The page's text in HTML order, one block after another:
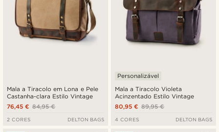
Mala a Tiracolo em Lona e Pele
Castanha-clara Estilo Vintage
84,95 €
76,45 €
2 CORES DELTON BAGS
Mala a Tiracolo Violeta
Acinzentado Estilo Vintage
Personalizável
89,95 €
80,95 €
4 CORES DELTON BAGS